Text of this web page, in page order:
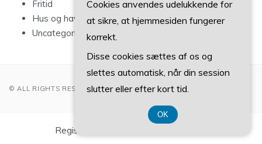
Fritid
Hus og have
Uncategorized
© ALL RIGHTS RESERVED 2022
Registreringsnummer DK3740 7739
Cookies anvendes udelukkende for
at sikre, at hjemmesiden fungerer
korrekt.
Disse cookies sættes af os og
slettes automatisk, når din session
slutter eller efter kort tid.
OK